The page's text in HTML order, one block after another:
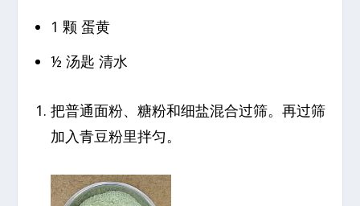
1 颗 蛋黄
½ 汤匙 清水
把普通面粉、糖粉和细盐混合过筛。再过筛
加入青豆粉里拌匀。